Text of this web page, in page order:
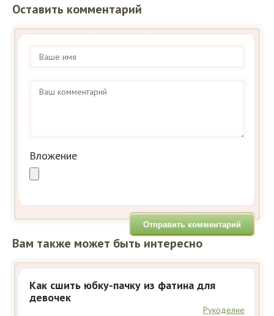
Оставить комментарий
Вложение
Вам также может быть интересно
Как сшить юбку-пачку из фатина для
девочек
Рукоделие